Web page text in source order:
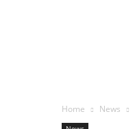
Home News